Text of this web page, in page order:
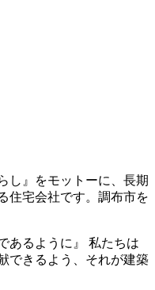
し』をモットーに、長期
住宅会社です。調布市を
あるように』 私たちは
できるよう、それが建築